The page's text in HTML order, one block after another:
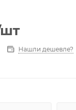
Нашли дешевле?